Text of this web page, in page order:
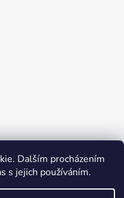
Dalším procházením
s jejich používáním.